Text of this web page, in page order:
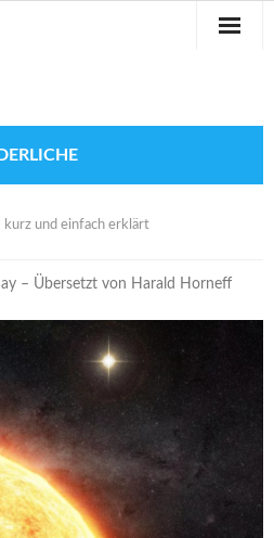
und einfach erklärt
– Übersetzt von Harald Horneff